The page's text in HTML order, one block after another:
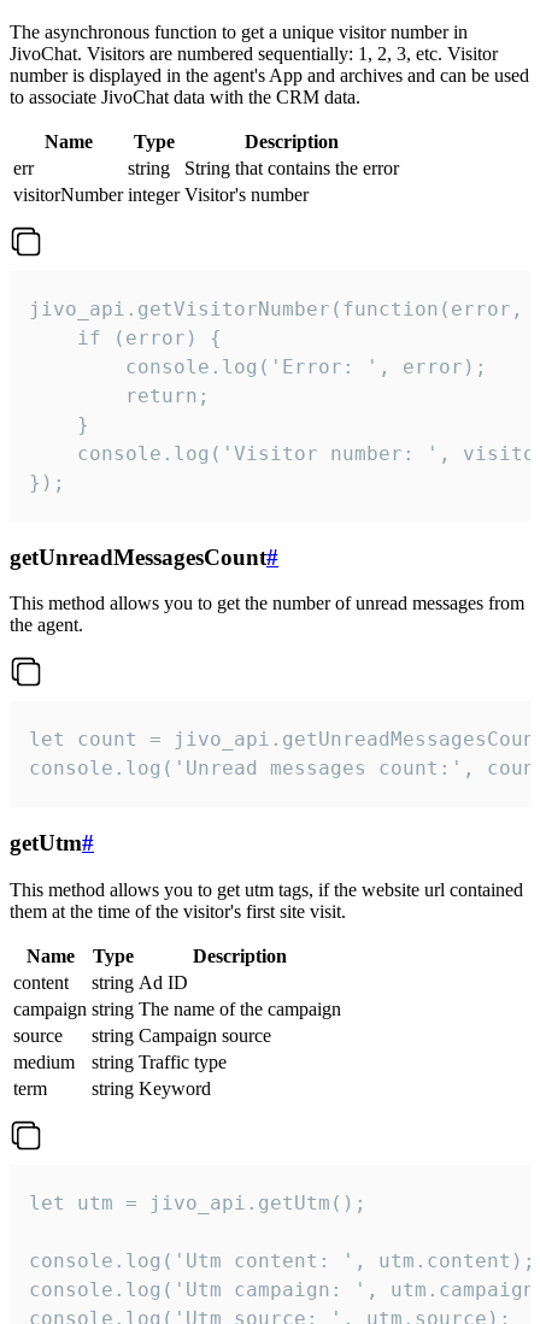
The asynchronous function to get a unique visitor number in
JivoChat. Visitors are numbered sequentially: 1, 2, 3, etc. Visitor
number is displayed in the agent's App and archives and can be used
to associate JivoChat data with the CRM data.
Name Type
Description
err
string
String that contains the error
visitorNumber integer Visitor's number
jivo_api.getVisitorNumber(function(error,
    if (error) {
        console.log('Error: ', error);
        return;
    }
console.log('Visitor number: ',
});
getUnreadMessagesCount#
This method allows you to get the number of unread messages from
the agent.
let count =
console.log('Unread messages count:',
getUtm#
This method allows you to get utm tags, if the website url contained
them at the time of the visitor's first site visit.
Name Type
Description
content
string Ad ID
campaign string The name of the campaign
source
string Campaign source
medium
string Traffic type
term
string Keyword
let utm = jivo_api.getUtm();
console.log('Utm content: ', utm.content);
console.log('Utm campaign: ',
console.log('Utm source: ', utm.source);